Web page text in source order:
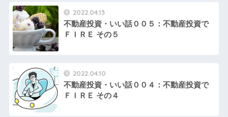
2022.04.13
不動産投資・いい話００５：不動産投資で
ＦＩＲＥ その５
2022.04.10
不動産投資・いい話００４：不動産投資で
ＦＩＲＥ その４